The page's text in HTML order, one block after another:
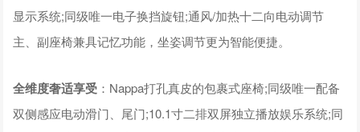
显示系统;同级唯一电子换挡旋钮;通风/加热十二向电动调节
主、副座椅兼具记忆功能，坐姿调节更为智能便捷。
全维度奢适享受 ：Nappa打孔真皮的包裹式座椅;同级唯一配备
双侧感应电动滑门、尾门;10.1寸二排双屏独立播放娱乐系统;同